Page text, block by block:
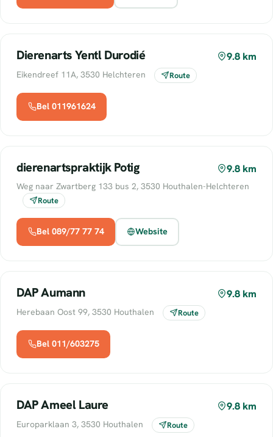
Dierenarts Yentl Durodié 9.8 km
Eikendreef 11A, 3530 Helchteren Route
Bel 011961624
dierenartspraktijk Potig 9.8 km
Weg naar Zwartberg 133 bus 2, 3530 Houthalen-Helchteren
Route
Bel 089/77 77 74 Website
DAP Aumann 9.8 km
Herebaan Oost 99, 3530 Houthalen Route
Bel 011/603275
DAP Ameel Laure 9.8 km
Europarklaan 3, 3530 Houthalen Route